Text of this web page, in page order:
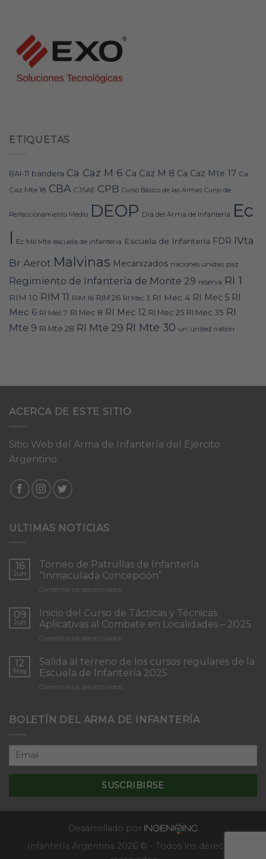
ETIQUETAS
BAI-11 bandera Ca Caz M 6 Ca Caz M 8 Ca Caz Mte 17 Ca
Caz Mte 18 CBA CJSAE CPB Curso Básico de las Armas Curso de
Perfeccionamiento Medio DEOP Día del Arma de Infantería Ec
I Ec Mil Mte escuela de infanteria Escuela de Infantería FDR IVta
Br Aerot Malvinas Mecanizados naciones unidas paz
Regimiento de Infantería de Monte 29 reserva RI 1
RIM 10 RIM 11 RIM 16 RIM 26 RI Mec 3 RI Mec 4 RI Mec 5 RI
Mec 6 RI Mec 7 RI Mec 8 RI Mec 12 RI Mec 25 RI Mec 35 RI
Mte 9 RI Mte 28 RI Mte 29 RI Mte 30 un united nation
ACERCA DE ESTE SITIO
Sitio Web del Arma de Infantería del Ejército
Argentino
ULTIMAS NOTICIAS
16
Jun
Torneo de Patrullas de Infantería
“Inmaculada Concepción”
Comentarios desactivadosen
de
Patrullas
de
Infantería
Concepción”
09
Jun
Inicio del Curso de Tácticas y Técnicas
Aplicativas al Combate en Localidades – 2025
Comentarios desactivadosen
del
Curso
de
Tácticas
Aplicativas
12
May
Salida al terreno de los cursos regulares de la
Escuela de Infantería 2025
Comentarios desactivadosen
terreno
cursos
de
Escuela
de
BOLETÍN DEL ARMA DE INFANTERÍA
Desarrollado por
Infantería Argentina 2026 © - Todos los derechos